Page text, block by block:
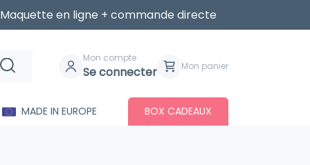
Maquette en ligne + commande directe
Mon compte
Se connecter Mon panier
MADE IN EUROPE BOX CADEAUX